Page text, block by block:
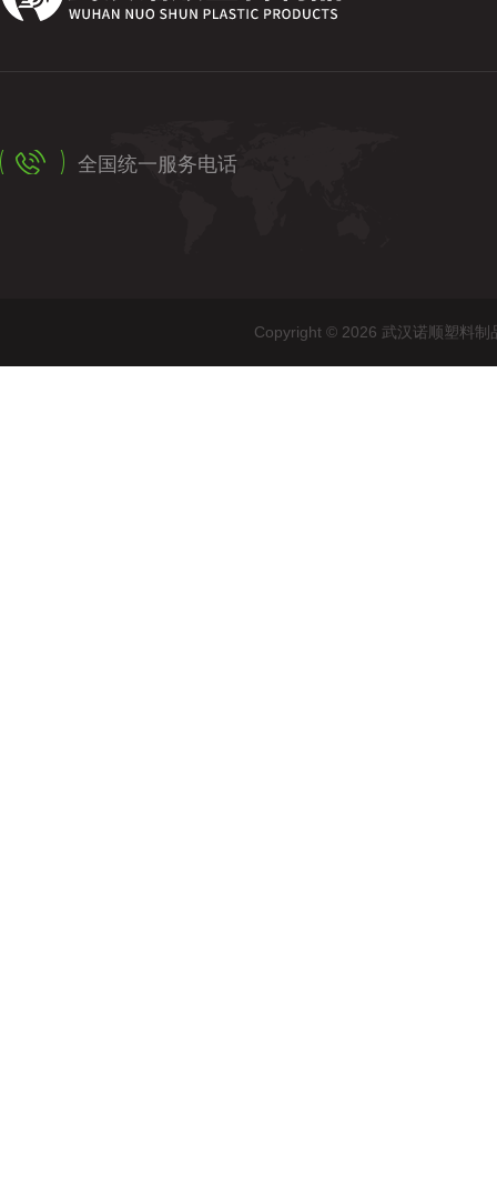
全国统一服务电话
Copyright © 2026 武汉诺顺塑料